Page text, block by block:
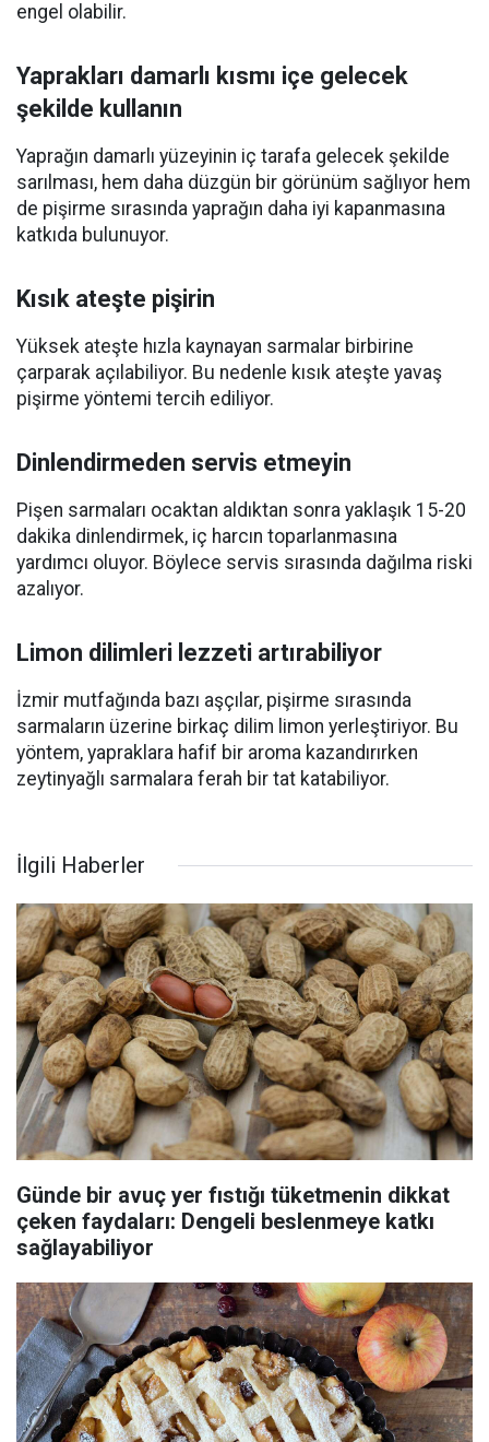
engel olabilir.
Yaprakları damarlı kısmı içe gelecek
şekilde kullanın
Yaprağın damarlı yüzeyinin iç tarafa gelecek şekilde
sarılması, hem daha düzgün bir görünüm sağlıyor hem
de pişirme sırasında yaprağın daha iyi kapanmasına
katkıda bulunuyor.
Kısık ateşte pişirin
Yüksek ateşte hızla kaynayan sarmalar birbirine
çarparak açılabiliyor. Bu nedenle kısık ateşte yavaş
pişirme yöntemi tercih ediliyor.
Dinlendirmeden servis etmeyin
Pişen sarmaları ocaktan aldıktan sonra yaklaşık 15-20
dakika dinlendirmek, iç harcın toparlanmasına
yardımcı oluyor. Böylece servis sırasında dağılma riski
azalıyor.
Limon dilimleri lezzeti artırabiliyor
İzmir mutfağında bazı aşçılar, pişirme sırasında
sarmaların üzerine birkaç dilim limon yerleştiriyor. Bu
yöntem, yapraklara hafif bir aroma kazandırırken
zeytinyağlı sarmalara ferah bir tat katabiliyor.
İlgili Haberler
Günde bir avuç yer fıstığı tüketmenin dikkat
çeken faydaları: Dengeli beslenmeye katkı
sağlayabiliyor